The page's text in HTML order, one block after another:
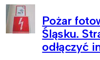
Pożar
Śląsku.
odłączyć